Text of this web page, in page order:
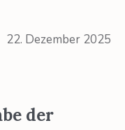
22. Dezember 2025
der